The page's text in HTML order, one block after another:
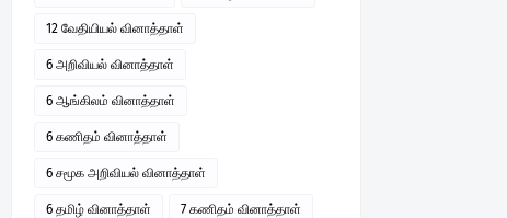
12 வேதியியல் வினாத்தாள்
6 அறிவியல் வினாத்தாள்
6 ஆங்கிலம் வினாத்தாள்
6 கணிதம் வினாத்தாள்
6 சமூக அறிவியல் வினாத்தாள்
6 தமிழ் வினாத்தாள் 7 கணிதம் வினாத்தாள்